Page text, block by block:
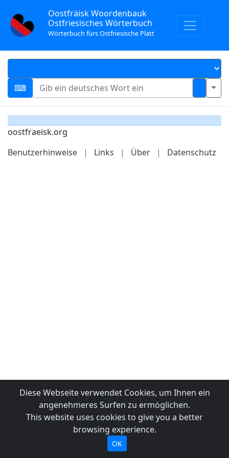
Oostfräisk Woordenbauk
Ostfriesisches Wörterbuch
Wörterbuch fürs Ostfriesische Platt
oostfraeisk.org
Benutzerhinweise
| Links | Über | Datenschutz
Diese Webseite verwendet Cookies, um Ihnen ein
angenehmeres Surfen zu ermöglichen.
This website uses cookies to give you a better
browsing experience.
OK